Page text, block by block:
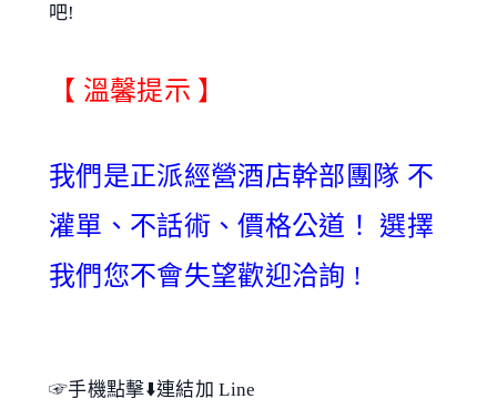
吧!
【 溫馨提示 】
我們是正派經營酒店幹部團隊 不
灌單、不話術、價格公道！ 選擇
我們您不會失望歡迎洽詢 !
☞手機點擊⬇️連結加 Line